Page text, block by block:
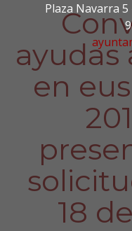
Plaza Navarra 5
ayudas
en
18